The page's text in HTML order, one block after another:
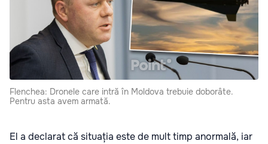
Flenchea: Dronele care intră în Moldova trebuie doborâte.
Pentru asta avem armată.
El a declarat că situația este de mult timp anormală, iar